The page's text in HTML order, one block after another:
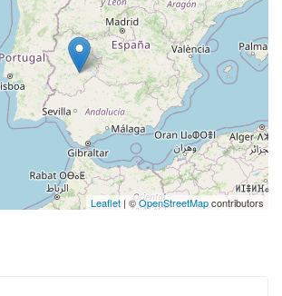
Leaflet | ©OpenStreetMapcontributors